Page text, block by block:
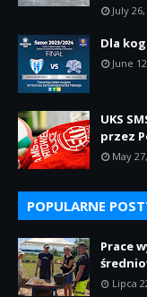
July
Dla
June
UKS
przez
May
POPULARNE
Prace
Lipca